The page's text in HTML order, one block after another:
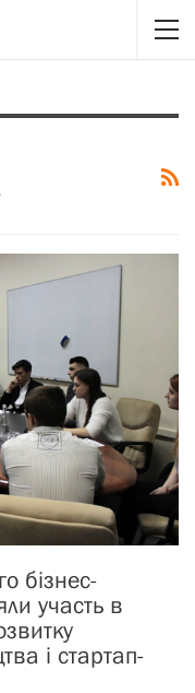
бізнес-
участь в
і стартап-